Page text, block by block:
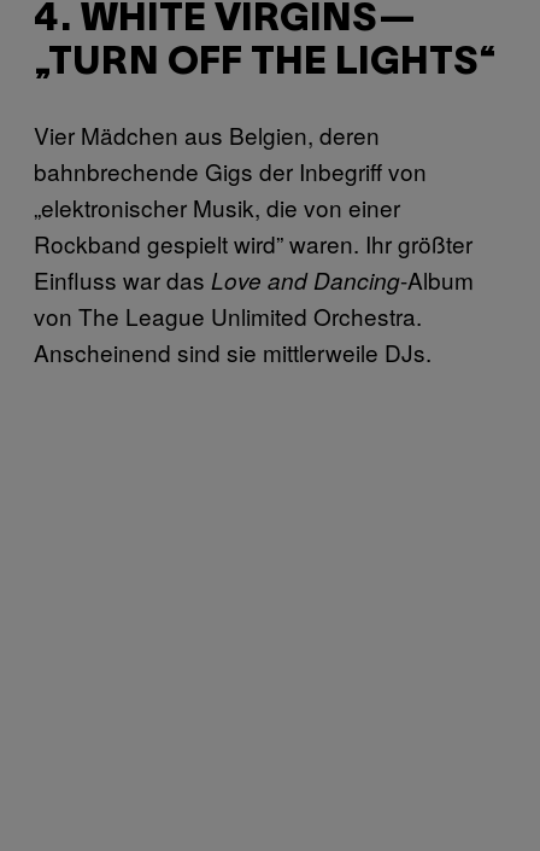
4. WHITE VIRGINS—
„TURN OFF THE LIGHTS“
Vier Mädchen aus Belgien, deren
bahnbrechende Gigs der Inbegriff von
„elektronischer Musik, die von einer
Rockband gespielt wird” waren. Ihr größter
Einfluss war das Love and Dancing-Album
von The League Unlimited Orchestra.
Anscheinend sind sie mittlerweile DJs.